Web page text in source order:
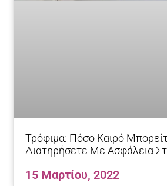
Τρόφιμα: Πόσο Καιρό
Διατηρήσετε Με Ασφάλεια
15 Μαρτίου, 2022